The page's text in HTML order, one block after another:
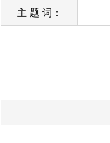
主 题 词：